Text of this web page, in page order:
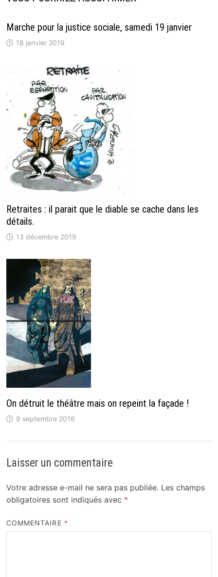
Marche pour la justice sociale, samedi 19 janvier
18 janvier 2019
Retraites : il parait que le diable se cache dans les
détails.
13 décembre 2019
On détruit le théâtre mais on repeint la façade !
9 septembre 2016
Laisser un commentaire
Votre adresse e-mail ne sera pas publiée. Les champs
obligatoires sont indiqués avec *
COMMENTAIRE *